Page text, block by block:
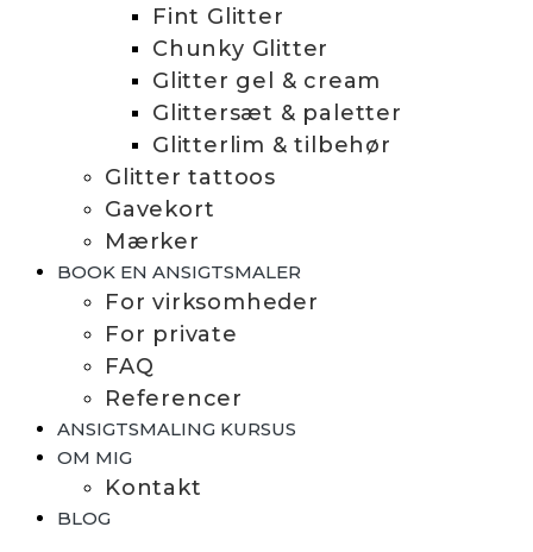
Fint Glitter
Chunky Glitter
Glitter gel & cream
Glittersæt & paletter
Glitterlim & tilbehør
Glitter tattoos
Gavekort
Mærker
BOOK EN ANSIGTSMALER
For virksomheder
For private
FAQ
Referencer
ANSIGTSMALING KURSUS
OM MIG
Kontakt
BLOG